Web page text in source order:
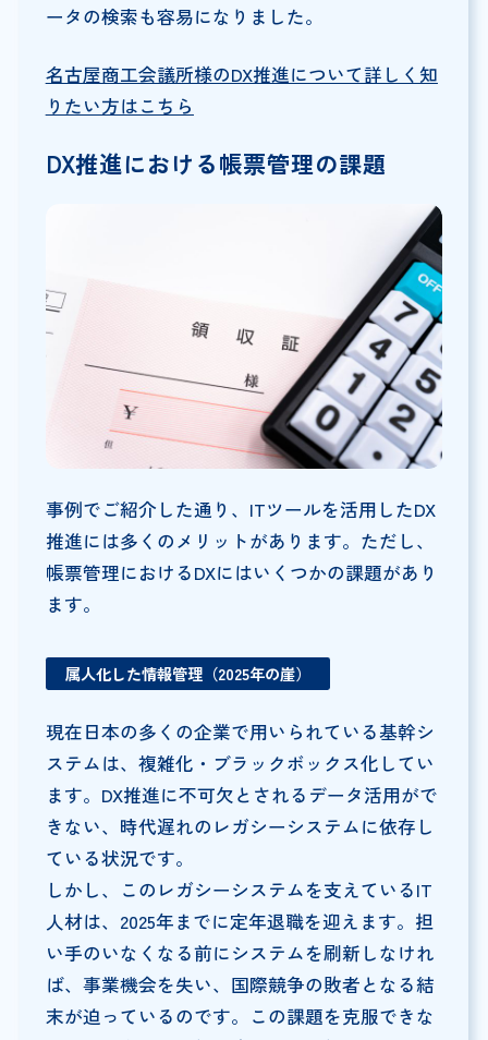
ータの検索も容易になりました。
名古屋商工会議所様のDX推進について詳しく知
りたい方はこちら
DX推進における帳票管理の課題
事例でご紹介した通り、ITツールを活用したDX
推進には多くのメリットがあります。ただし、
帳票管理におけるDXにはいくつかの課題があり
ます。
属人化した情報管理（2025年の崖）
現在日本の多くの企業で用いられている基幹シ
ステムは、複雑化・ブラックボックス化してい
ます。DX推進に不可欠とされるデータ活用がで
きない、時代遅れのレガシーシステムに依存し
ている状況です。
しかし、このレガシーシステムを支えているIT
人材は、2025年までに定年退職を迎えます。担
い手のいなくなる前にシステムを刷新しなけれ
ば、事業機会を失い、国際競争の敗者となる結
末が迫っているのです。この課題を克服できな